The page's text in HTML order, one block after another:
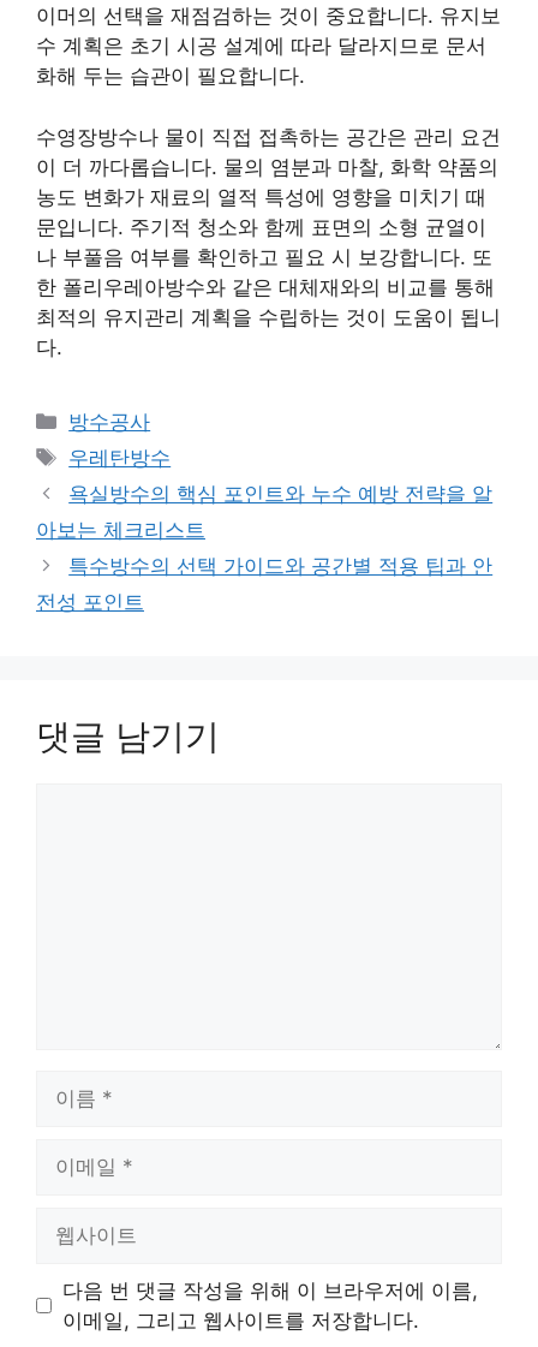
이머의 선택을 재점검하는 것이 중요합니다. 유지보
수 계획은 초기 시공 설계에 따라 달라지므로 문서
화해 두는 습관이 필요합니다.
수영장방수나 물이 직접 접촉하는 공간은 관리 요건
이 더 까다롭습니다. 물의 염분과 마찰, 화학 약품의
농도 변화가 재료의 열적 특성에 영향을 미치기 때
문입니다. 주기적 청소와 함께 표면의 소형 균열이
나 부풀음 여부를 확인하고 필요 시 보강합니다. 또
한 폴리우레아방수와 같은 대체재와의 비교를 통해
최적의 유지관리 계획을 수립하는 것이 도움이 됩니
다.
카
테
고
리
방수공사
태
그
우레탄방수
욕실방수의 핵심 포인트와 누수 예방 전략을 알
아보는 체크리스트
특수방수의 선택 가이드와 공간별 적용 팁과 안
전성 포인트
댓글 남기기
트
다음 번 댓글 작성을 위해 이 브라우저에 이름,
이메일, 그리고 웹사이트를 저장합니다.